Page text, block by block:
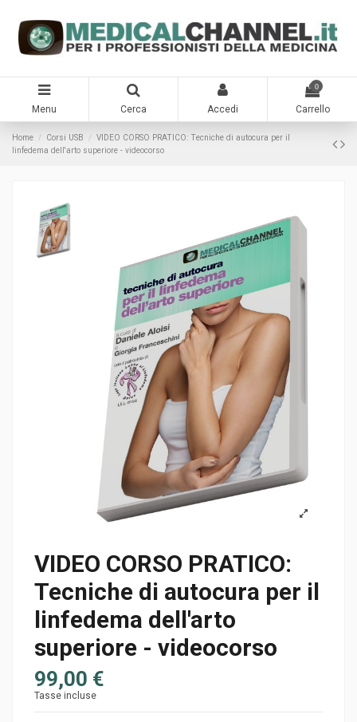
Menu Cerca Accedi
0
Carrello
Home Corsi USB
VIDEO CORSO PRATICO: Tecniche di autocura per il
linfedema dell'arto superiore - videocorso
VIDEO CORSO PRATICO:
Tecniche di autocura per il
linfedema dell'arto
superiore - videocorso
99,00 €
Tasse incluse